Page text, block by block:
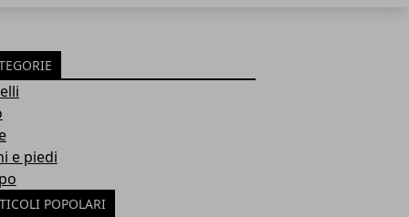
e piedi
POPOLARI